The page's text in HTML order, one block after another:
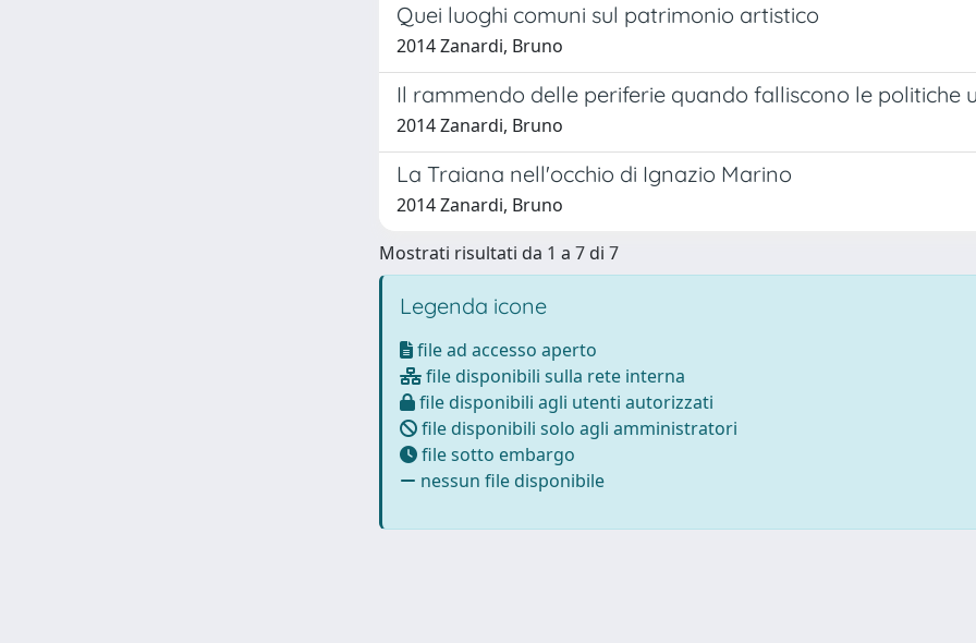
Quei luoghi comuni sul patrimonio artistico
2014 Zanardi, Bruno
Il rammendo delle periferie quando falliscono le politiche
2014 Zanardi, Bruno
La Traiana nell'occhio di Ignazio Marino
2014 Zanardi, Bruno
Mostrati risultati da 1 a 7 di 7
Legenda icone
file ad accesso aperto
file disponibili sulla rete interna
file disponibili agli utenti autorizzati
file disponibili solo agli amministratori
file sotto embargo
nessun file disponibile